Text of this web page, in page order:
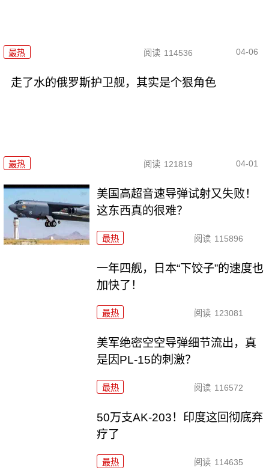
最热 阅读 114536 04-06
走了水的俄罗斯护卫舰，其实是个狠角色
最热 阅读 121819 04-01
美国高超音速导弹试射又失败！
这东西真的很难？
最热 阅读 115896
一年四舰，日本“下饺子”的速度也
加快了！
最热 阅读 123081
美军绝密空空导弹细节流出，真
是因PL-15的刺激？
最热 阅读 116572
50万支AK-203！印度这回彻底弃
疗了
最热 阅读 114635